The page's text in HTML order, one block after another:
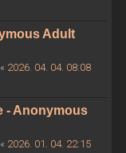
Adult
2026. 04. 04. 08:08
- Anonymous
2026. 01. 04. 22:15